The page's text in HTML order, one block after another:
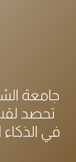
جامعة
تحصد
في